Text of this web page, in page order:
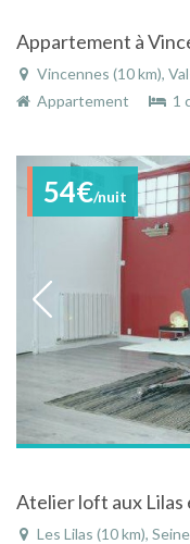
Vincennes (10 km),
Appartement
1
54€/nuit
Les Lilas (10 km),